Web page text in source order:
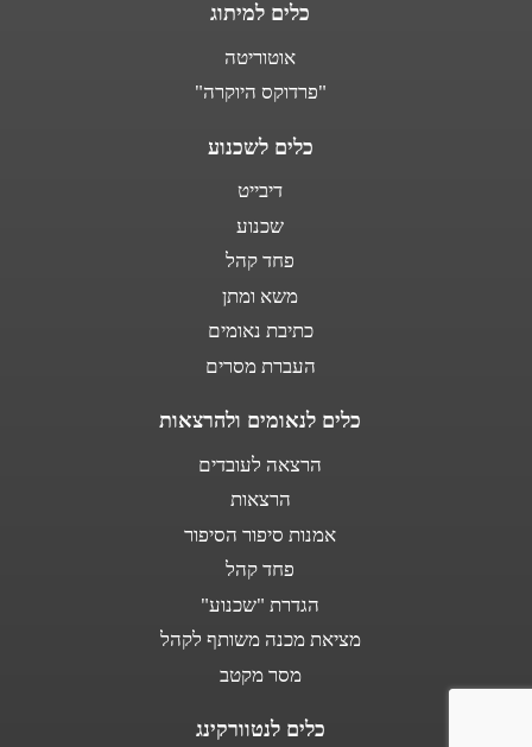
כלים למיתוג
אוטוריטה
"פרדוקס היוקרה"
כלים לשכנוע
דיבייט
שכנוע
פחד קהל
משא ומתן
כתיבת נאומים
העברת מסרים
כלים לנאומים ולהרצאות
הרצאה לעובדים
הרצאות
אמנות סיפור הסיפור
פחד קהל
הגדרת "שכנוע"
מציאת מכנה משותף לקהל
מסר מקטב
כלים לנטוורקינג